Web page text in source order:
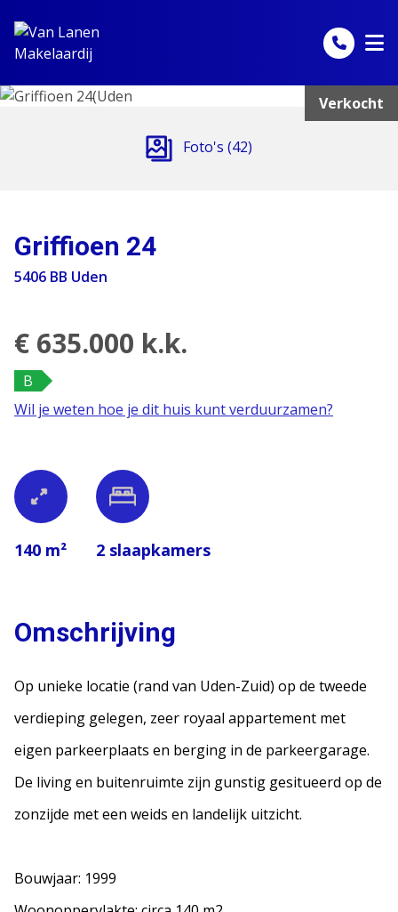
Verkocht
Foto's (42)
Griffioen 24
5406 BB Uden
€ 635.000 k.k.
B
Wil je weten hoe je dit huis kunt verduurzamen?
140 m² 2 slaapkamers
Omschrijving
Op unieke locatie (rand van Uden-Zuid) op de tweede
verdieping gelegen, zeer royaal appartement met
eigen parkeerplaats en berging in de parkeergarage.
De living en buitenruimte zijn gunstig gesitueerd op de
zonzijde met een weids en landelijk uitzicht.
Bouwjaar: 1999